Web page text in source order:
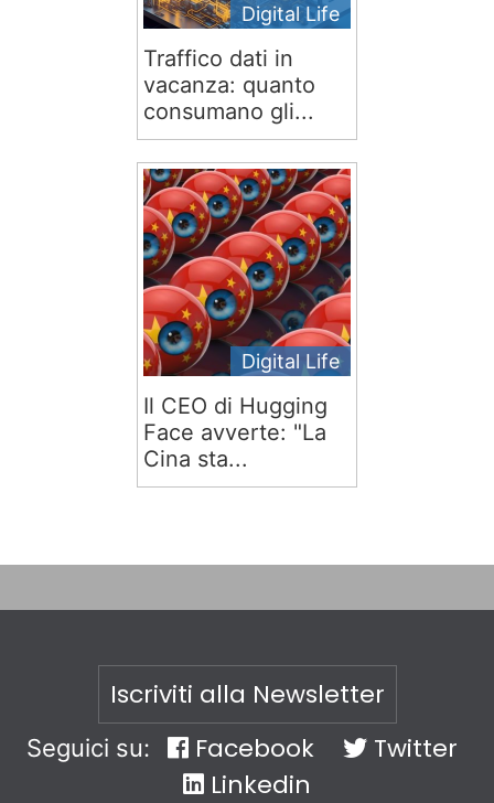
Digital Life
Traffico dati in
vacanza: quanto
consumano gli...
Digital Life
Il CEO di Hugging
Face avverte: "La
Cina sta...
Iscriviti alla Newsletter
Seguici su: Facebook
Twitter
Linkedin